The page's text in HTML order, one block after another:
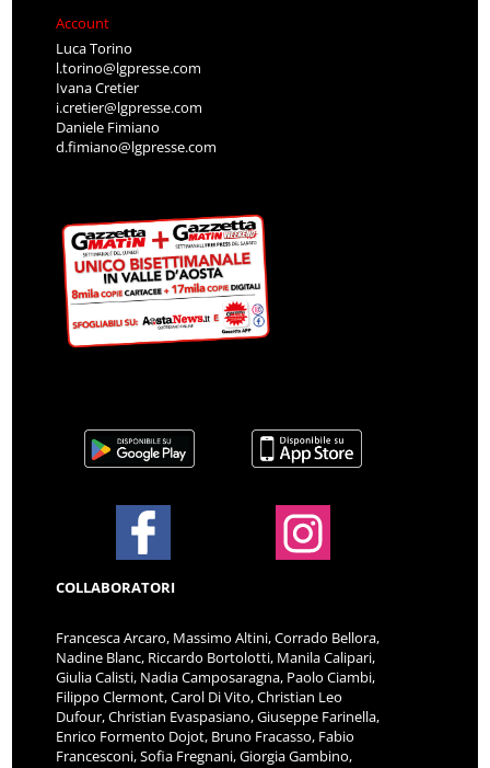
Account
Luca Torino
l.torino@lgpresse.com
Ivana Cretier
i.cretier@lgpresse.com
Daniele Fimiano
d.fimiano@lgpresse.com
COLLABORATORI
Francesca Arcaro, Massimo Altini, Corrado Bellora,
Nadine Blanc, Riccardo Bortolotti, Manila Calipari,
Giulia Calisti, Nadia Camposaragna, Paolo Ciambi,
Filippo Clermont, Carol Di Vito, Christian Leo
Dufour, Christian Evaspasiano, Giuseppe Farinella,
Enrico Formento Dojot, Bruno Fracasso, Fabio
Francesconi, Sofia Fregnani, Giorgia Gambino,